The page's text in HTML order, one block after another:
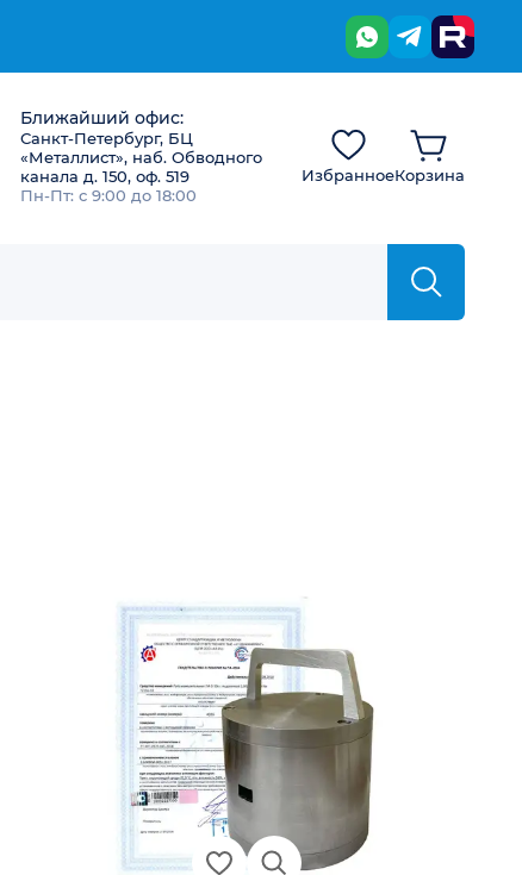
Ближайший офис:
Санкт-Петербург, БЦ
«Металлист», наб. Обводного
канала д. 150, оф. 519
Пн-Пт: с 9:00 до 18:00
ИзбранноеКорзина